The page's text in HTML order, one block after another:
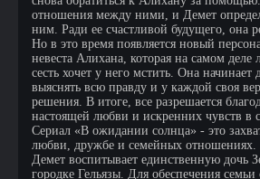
отношения между ними, и Демет
ним. Ради ее счастливой будущего, она
Но в это время появляется новый
невеста Алихана, которая на самом
сесть хочет у него мстить. Она начинает
выяснять всю правду и у каждой своя
решения. В итоге, все разрешается
настоящей любви и искренних чувств в
Сериал «В ожидании солнца» - это
любви, дружбе и семейных отношениях.
Демет воспитывает единственную дочь
городке Гельязы. Для обеспечения семьи